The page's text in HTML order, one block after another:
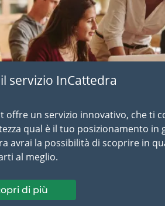
servizio InCattedra
offre un servizio innovativo, che ti
qual è il tuo posizionamento in
avrai la possibilità di scoprire in
al meglio.
di più